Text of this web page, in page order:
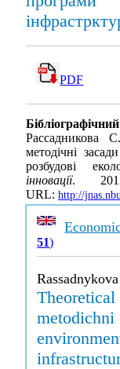
PDF
Рассадникова
методічні
розбудові
інновації.
URL: http://
51)